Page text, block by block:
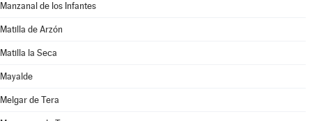
Manzanal de los Infantes
Matilla de Arzón
Matilla la Seca
Mayalde
Melgar de Tera